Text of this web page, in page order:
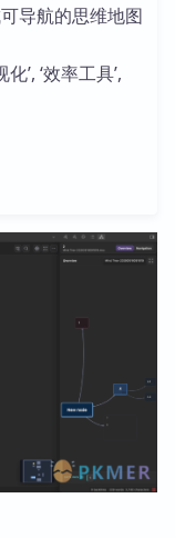
导航的思维地图
’, ‘效率工具’,